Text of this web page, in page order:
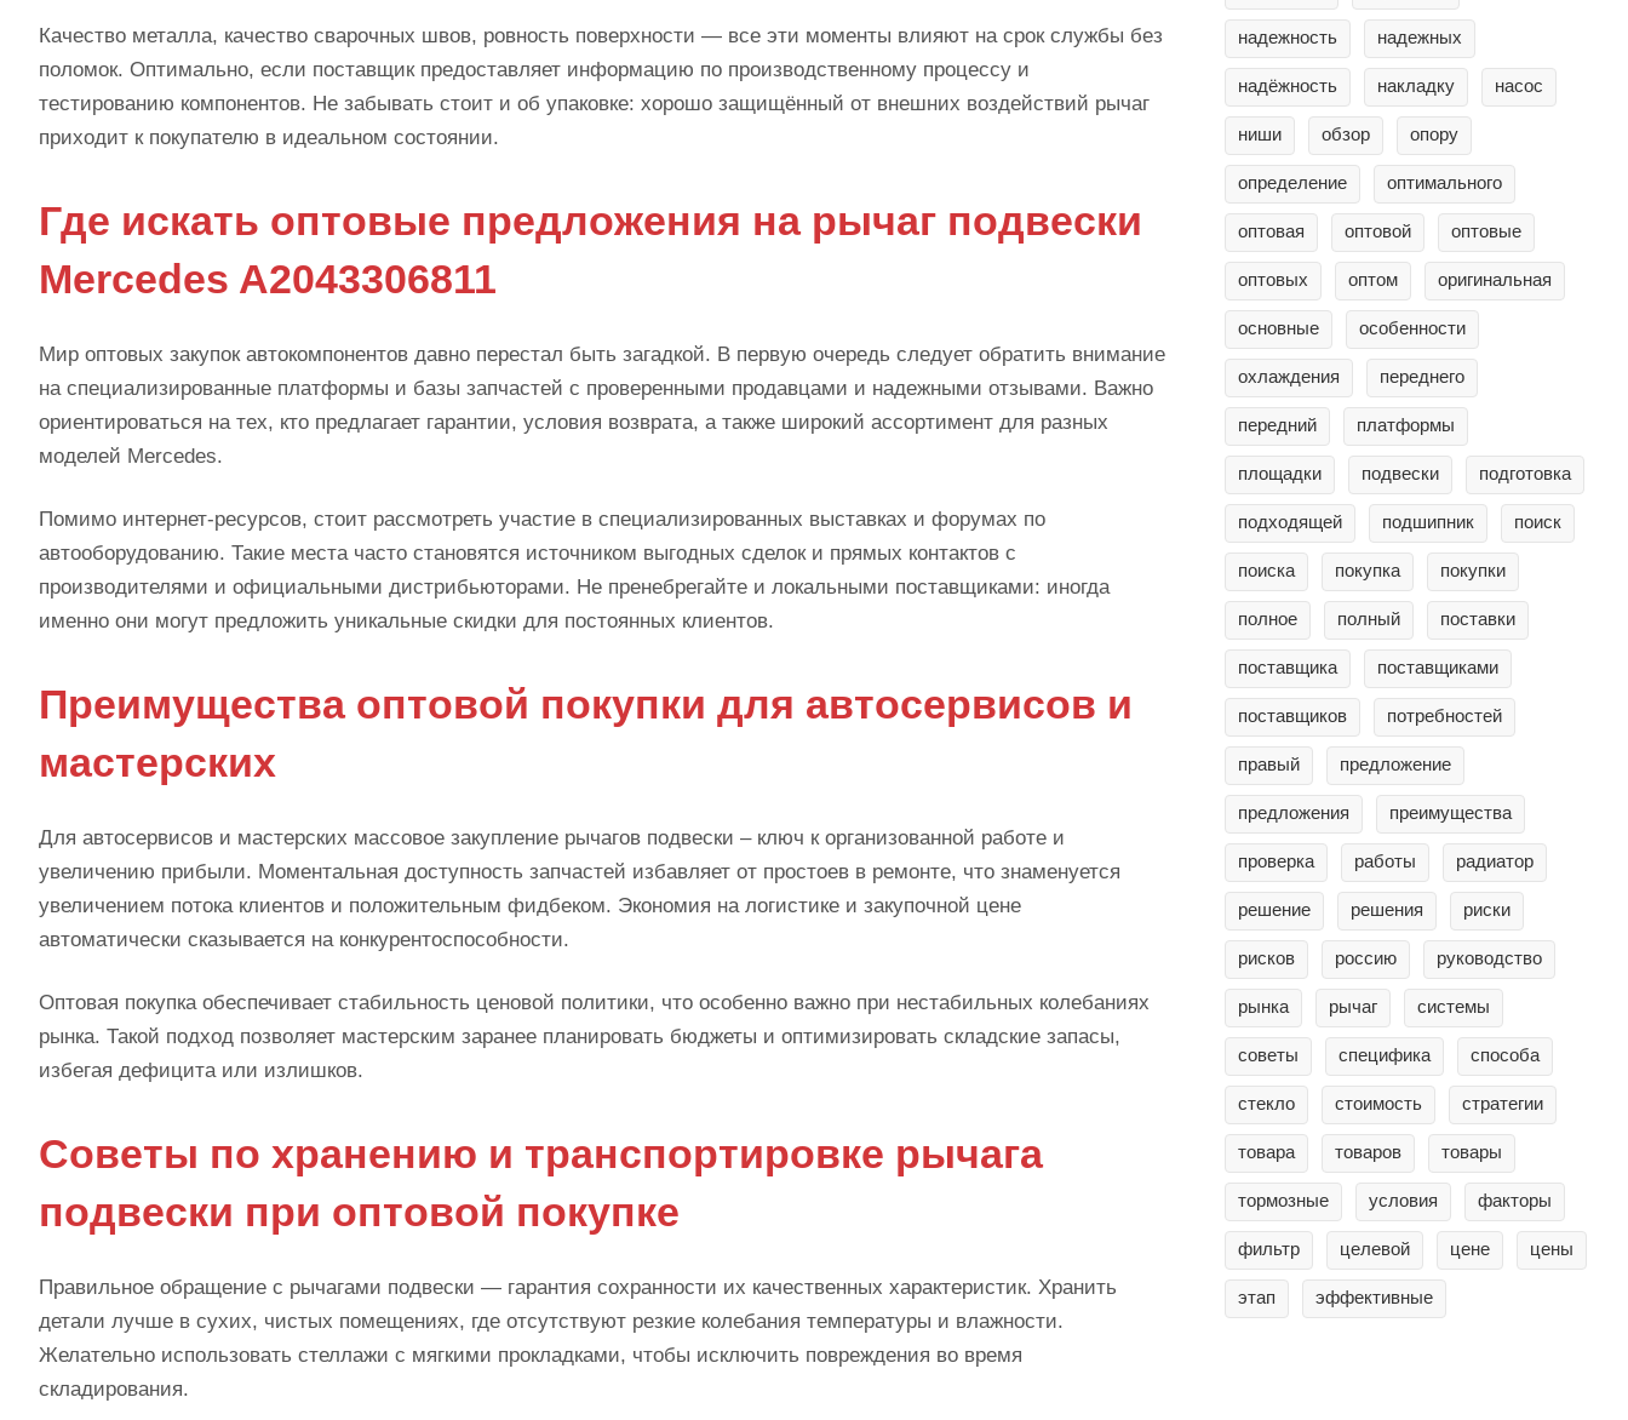
Качество металла, качество сварочных швов, ровность поверхности — все эти моменты влияют на срок службы без
поломок. Оптимально, если поставщик предоставляет информацию по производственному процессу и
тестированию компонентов. Не забывать стоит и об упаковке: хорошо защищённый от внешних воздействий рычаг
приходит к покупателю в идеальном состоянии.
Где искать оптовые предложения на рычаг подвески
Mercedes A2043306811
Мир оптовых закупок автокомпонентов давно перестал быть загадкой. В первую очередь следует обратить внимание
на специализированные платформы и базы запчастей с проверенными продавцами и надежными отзывами. Важно
ориентироваться на тех, кто предлагает гарантии, условия возврата, а также широкий ассортимент для разных
моделей Mercedes.
Помимо интернет-ресурсов, стоит рассмотреть участие в специализированных выставках и форумах по
автооборудованию. Такие места часто становятся источником выгодных сделок и прямых контактов с
производителями и официальными дистрибьюторами. Не пренебрегайте и локальными поставщиками: иногда
именно они могут предложить уникальные скидки для постоянных клиентов.
Преимущества оптовой покупки для автосервисов и
мастерских
Для автосервисов и мастерских массовое закупление рычагов подвески – ключ к организованной работе и
увеличению прибыли. Моментальная доступность запчастей избавляет от простоев в ремонте, что знаменуется
увеличением потока клиентов и положительным фидбеком. Экономия на логистике и закупочной цене
автоматически сказывается на конкурентоспособности.
Оптовая покупка обеспечивает стабильность ценовой политики, что особенно важно при нестабильных колебаниях
рынка. Такой подход позволяет мастерским заранее планировать бюджеты и оптимизировать складские запасы,
избегая дефицита или излишков.
Советы по хранению и транспортировке рычага
подвески при оптовой покупке
Правильное обращение с рычагами подвески — гарантия сохранности их качественных характеристик. Хранить
детали лучше в сухих, чистых помещениях, где отсутствуют резкие колебания температуры и влажности.
Желательно использовать стеллажи с мягкими прокладками, чтобы исключить повреждения во время
складирования.
надежность надежных
надёжность накладку насос
ниши обзор опору
определение оптимального
оптовая оптовой оптовые
оптовых оптом оригинальная
основные особенности
охлаждения переднего
передний платформы
площадки подвески подготовка
подходящей подшипник поиск
поиска покупка покупки
полное полный поставки
поставщика поставщиками
поставщиков потребностей
правый предложение
предложения преимущества
проверка работы радиатор
решение решения риски
рисков россию руководство
рынка рычаг системы
советы специфика способа
стекло стоимость стратегии
товара товаров товары
тормозные условия факторы
фильтр целевой цене цены
этап эффективные